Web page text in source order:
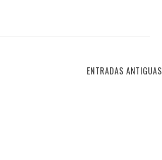
ENTRADAS ANTIGUAS